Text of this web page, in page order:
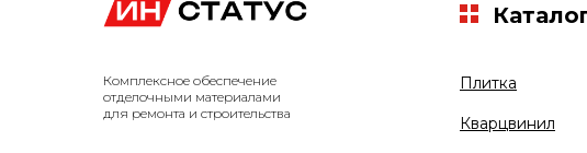
Комплексное обеспечение
отделочными материалами
для ремонта и строительства
Плитка
Кварцвинил